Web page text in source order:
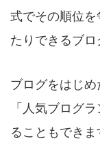
式でその順位
たりできるブロ
ブログをはじめ
「人気ブログ
ることもできま